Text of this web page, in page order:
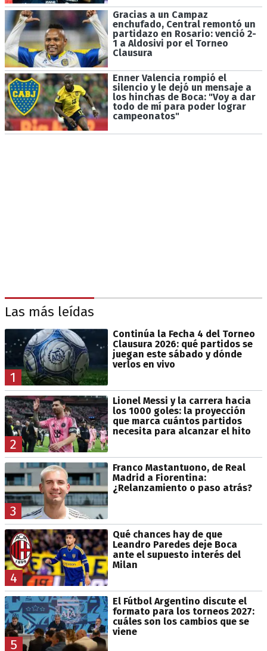
Gracias a un Campaz
enchufado, Central remontó un
partidazo en Rosario: venció 2-
1 a Aldosivi por el Torneo
Clausura
Enner Valencia rompió el
silencio y le dejó un mensaje a
los hinchas de Boca: "Voy a dar
todo de mí para poder lograr
campeonatos"
Las más leídas
1
Continúa la Fecha 4 del Torneo
Clausura 2026: qué partidos se
juegan este sábado y dónde
verlos en vivo
2
Lionel Messi y la carrera hacia
los 1000 goles: la proyección
que marca cuántos partidos
necesita para alcanzar el hito
3
Franco Mastantuono, de Real
Madrid a Fiorentina:
¿Relanzamiento o paso atrás?
4
Qué chances hay de que
Leandro Paredes deje Boca
ante el supuesto interés del
Milan
5
El Fútbol Argentino discute el
formato para los torneos 2027:
cuáles son los cambios que se
viene